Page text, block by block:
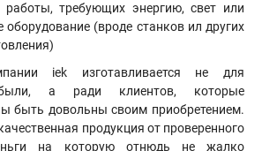
требующих энергию, свет или
оборудование (вроде станков ил других
iek изготавливается не для
а ради клиентов, которые
быть довольны своим приобретением.
продукция от проверенного
на которую отнюдь не жалко